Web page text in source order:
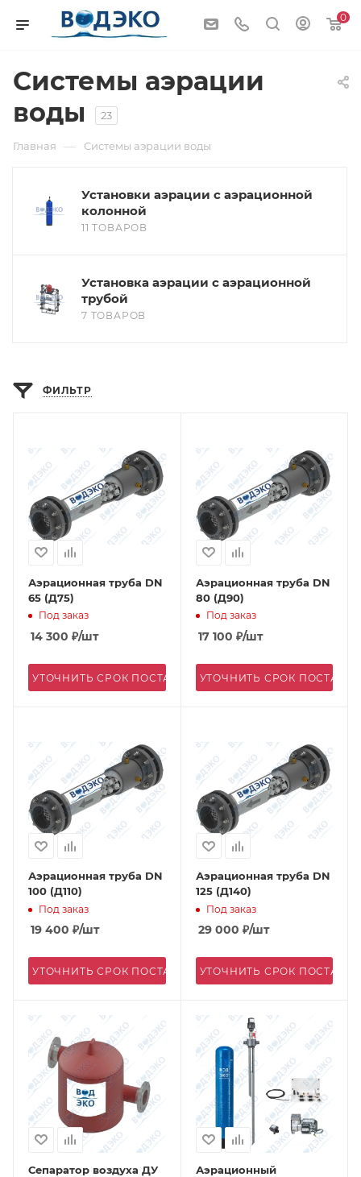
0
Системы аэрации
воды
23
Главная — Системы аэрации воды
Установки аэрации с аэрационной
колонной
11 ТОВАРОВ
Установка аэрации с аэрационной
трубой
7 ТОВАРОВ
ФИЛЬТР
Аэрационная труба DN
65 (Д75)
Под заказ
14 300 ₽/шт
УТОЧНИТЬ СРОК ПОСТАВКИ
Аэрационная труба DN
80 (Д90)
Под заказ
17 100 ₽/шт
УТОЧНИТЬ СРОК
Аэрационная труба DN
100 (Д110)
Под заказ
19 400 ₽/шт
УТОЧНИТЬ СРОК ПОСТАВКИ
Аэрационная труба DN
125 (Д140)
Под заказ
29 000 ₽/шт
УТОЧНИТЬ СРОК
Сепаратор воздуха ДУ
Аэрационный